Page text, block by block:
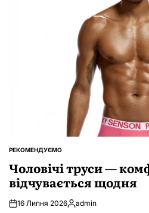
ОПУБЛІКУВАТИ
РЕКОМЕНДУЄМО
Чоловічі труси —
відчувається щодня
16 Липня 2026Опубліковано
admin